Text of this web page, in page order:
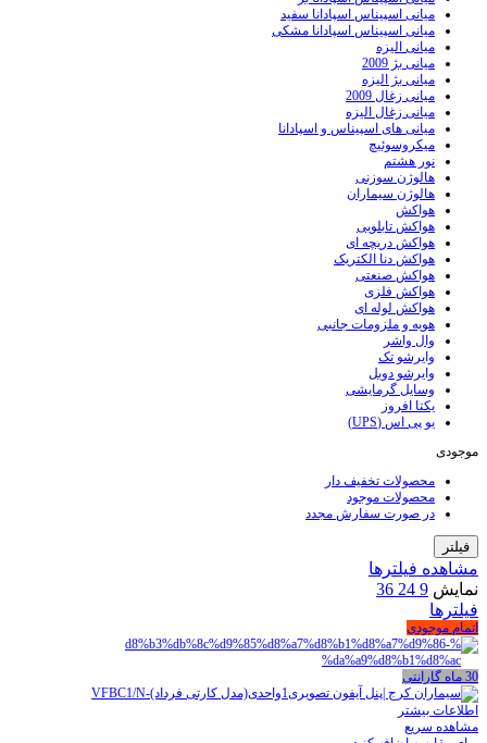
میانی اسپیناس اسپادانا سفید
میانی اسپیناس اسپادانا مشکی
میانی الیزه
میانی بژ 2009
میانی بژ الیزه
میانی زغال 2009
میانی زغال الیزه
میانی های اسپیناس و اسپادانا
میکروسوئیچ
نور هشتم
هالوژن سوزنی
هالوژن سیماران
هواکش
هواکش تابلویی
هواکش دریچه ای
هواکش دنا الکتریک
هواکش صنعتی
هواکش فلزی
هواکش لوله ای
هویه و ملزومات جانبی
وال واشر
وایرشو تک
وایرشو دوبل
وسایل گرمایشی
یکتا افروز
یو پی اس (UPS)
موجودی
محصولات تخفیف دار
محصولات موجود
در صورت سفارش مجدد
فیلتر
مشاهده فیلترها
نمایش 9
24
36
فیلترها
اتمام موجودی
30 ماه گارانتی
اطلاعات بیشتر
مشاهده سریع